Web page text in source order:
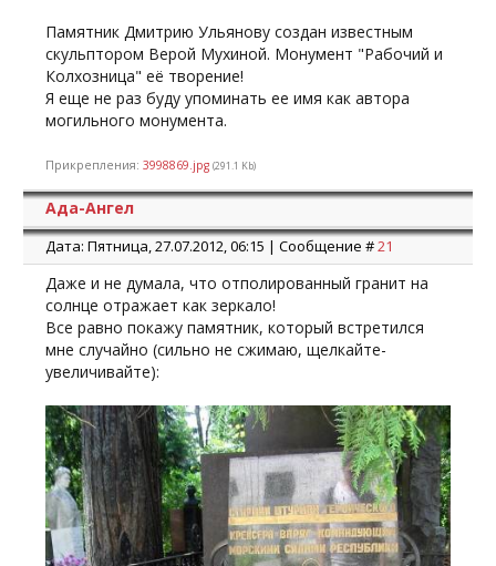
Памятник Дмитрию Ульянову создан известным
скульптором Верой Мухиной. Монумент "Рабочий и
Колхозница" её творение!
Я еще не раз буду упоминать ее имя как автора
могильного монумента.
Прикрепления: 3998869.jpg (291.1 Kb)
Ада-Ангел
Дата: Пятница, 27.07.2012, 06:15 | Сообщение #21
Даже и не думала, что отполированный гранит на
солнце отражает как зеркало!
Все равно покажу памятник, который встретился
мне случайно (сильно не сжимаю, щелкайте-
увеличивайте):